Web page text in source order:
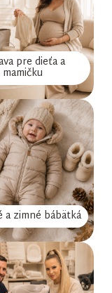
pre dieťa a
mamičku
a zimné bábätká